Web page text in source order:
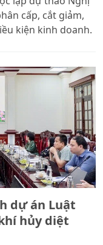
cấp, cắt giảm,
kiện kinh doanh.
dự án Luật
hủy diệt